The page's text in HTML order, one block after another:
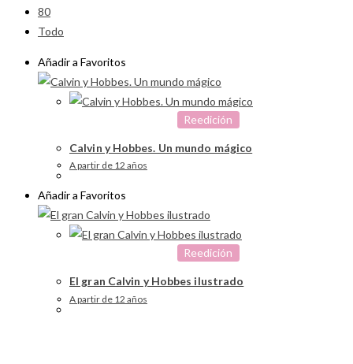
80
Todo
Añadir a Favoritos
Reedición
Calvin y Hobbes. Un mundo mágico
A partir de 12 años
Añadir a Favoritos
Reedición
El gran Calvin y Hobbes ilustrado
A partir de 12 años